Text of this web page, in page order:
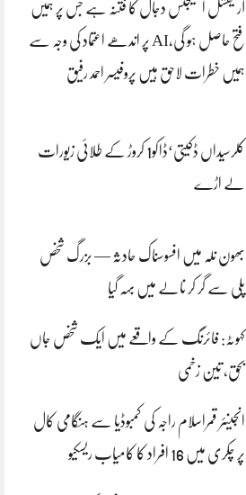
آرٹیفشل انٹلیجنس دجال کا فتنہ ہے جس پر ہمیں
فتح حاصل ہو گی،AI پر اندھے اعتماد کی وجہ سے
ہمیں خطرات لاحق ہیں پروفیسر احمد رفیق
کلرسیداں ڈکیتی‘ڈاکو1 کروڑ کے طلائی زیورات
لے اڑے
بھون نلہ میں افسوسناک حادثہ — بزرگ شخص
پلی سے گر کر نالے میں بہہ گیا
کہوٹہ: فائرنگ کے واقعے میں ایک شخص جاں
بحق، تین زخمی
انجینئر قمراسلام راجہ کی کمبوڈیا سے ہنگامی کال
پر چکری میں 16 افراد کا کامیاب ریسکیو